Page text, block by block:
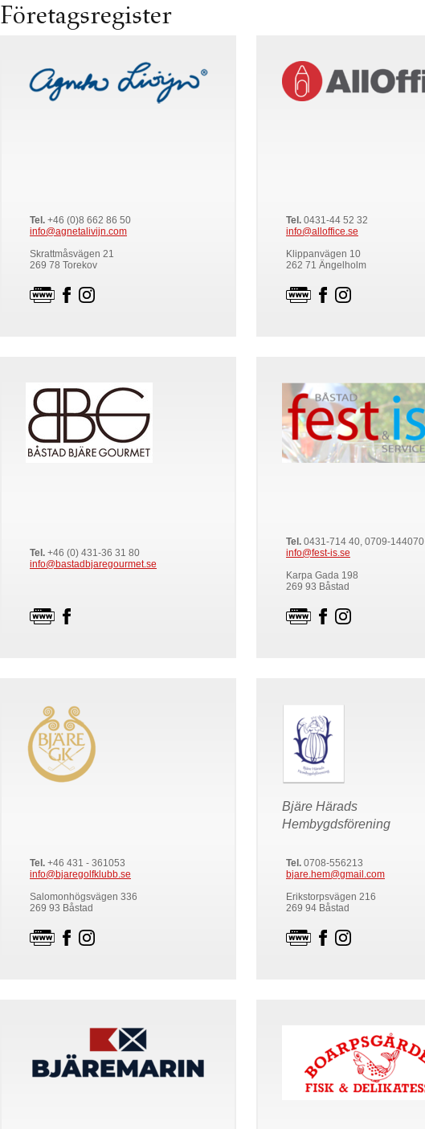
Företagsregister
Tel. +46 (0)8 662 86 50
info@agnetalivijn.com
Skrattmåsvägen 21
269 78 Torekov
Tel. 0431-44 52 32
info@alloffice.se
Klippanvägen 10
262 71 Ängelholm
Tel. +46 (0) 431-36 31 80
info@bastadbjaregourmet.se
Tel. 0431-714 40, 0709-144070
info@fest-is.se
Karpa Gada 198
269 93 Båstad
Tel. +46 431 - 361053
info@bjaregolfklubb.se
Salomonhögsvägen 336
269 93 Båstad
Bjäre Härads
Hembygdsförening
Tel. 0708-556213
bjare.hem@gmail.com
Erikstorpsvägen 216
269 94 Båstad